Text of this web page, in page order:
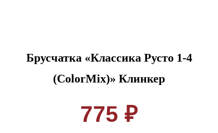
Брусчатка «Классика Русто 1-4
(ColorMix)» Клинкер
775 ₽